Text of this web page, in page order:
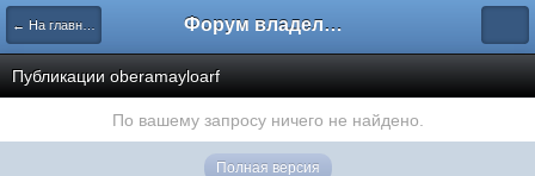
← На главную Форум владельцев интернет-магазинов
Публикации oberamayloarf
По вашему запросу ничего не найдено.
Полная версия